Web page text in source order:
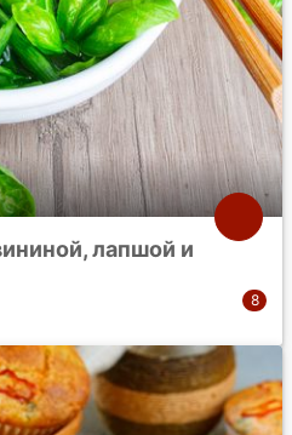
лапшой и